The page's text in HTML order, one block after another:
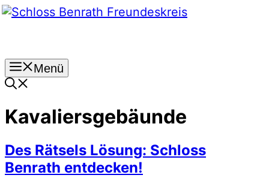
Zum
Menü
Kavaliersgebäunde
Des Rätsels Lösung: Schloss
Benrath entdecken!